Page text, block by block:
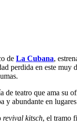
de La Cubana,
perdida en este muy
teatro que ama
y abundante en
revival kitsch, el tramo